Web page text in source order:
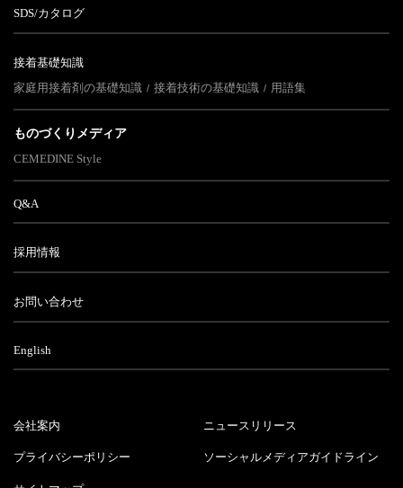
SDS/カタログ
接着基礎知識
家庭用接着剤の基礎知識
接着技術の基礎知識 用語集
ものづくりメディア
CEMEDINE Style
Q&A
採用情報
お問い合わせ
English
会社案内 ニュースリリース
プライバシーポリシー ソーシャルメディアガイドライン